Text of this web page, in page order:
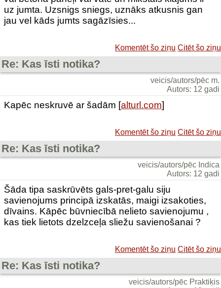
uz jumta. Uzsnigs sniegs, uznāks atkusnis gan
jau vel kāds jumts sagāzīsies...
Komentēt šo ziņu Citēt šo ziņu
Re: Kas īsti notika?
veicis/autors/pēc m.
Autors: 12 gadi
Kapēc neskruvē ar šadām [alturl.com]
Komentēt šo ziņu Citēt šo ziņu
Re: Kas īsti notika?
veicis/autors/pēc Indica
Autors: 12 gadi
Šāda tipa saskrūvēts gals-pret-galu siju
savienojums principā izskatās, maigi izsakoties,
dīvains. Kāpēc būvniecībā nelieto savienojumu ,
kas tiek lietots dzelzceļa sliežu savienošanai ?
Komentēt šo ziņu Citēt šo ziņu
Re: Kas īsti notika?
veicis/autors/pēc Praktiķis